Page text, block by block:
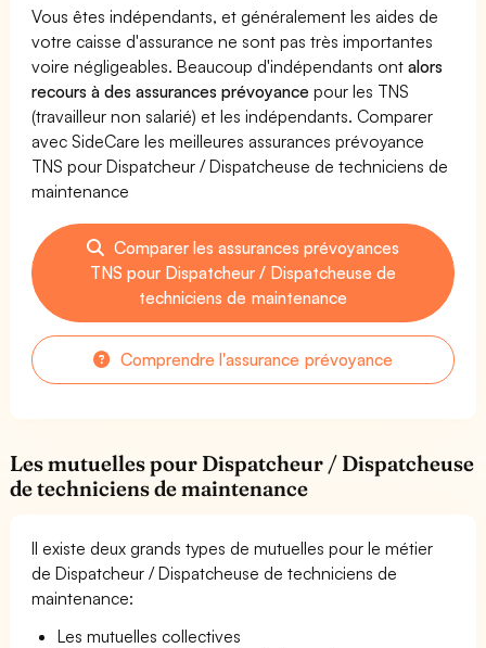
Vous êtes indépendants, et généralement les aides de
votre caisse d'assurance ne sont pas très importantes
voire négligeables. Beaucoup d'indépendants ontalors
recours à des assurances prévoyance pour les TNS
(travailleur non salarié) et les indépendants. Comparer
avec SideCare les meilleures assurances prévoyance
TNS pour Dispatcheur / Dispatcheuse de techniciens de
maintenance
Comparer les assurances prévoyances
TNS pour Dispatcheur / Dispatcheuse de
techniciens de maintenance
Comprendre l'assurance prévoyance
Les mutuelles pour Dispatcheur / Dispatcheuse
de techniciens de maintenance
Il existe deux grands types de mutuelles pour le métier
de Dispatcheur / Dispatcheuse de techniciens de
maintenance:
Les mutuelles collectives